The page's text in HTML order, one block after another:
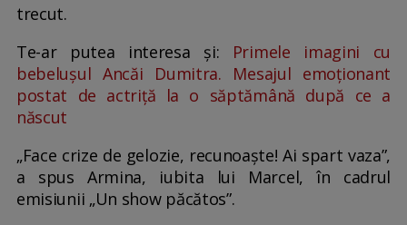
trecut.
Te-ar putea interesa și: Primele imagini cu
bebelușul Ancăi Dumitra. Mesajul emoționant
postat de actriță la o săptămână după ce a
născut
„Face crize de gelozie, recunoaște! Ai spart vaza”,
a spus Armina, iubita lui Marcel, în cadrul
emisiunii „Un show păcătos”.